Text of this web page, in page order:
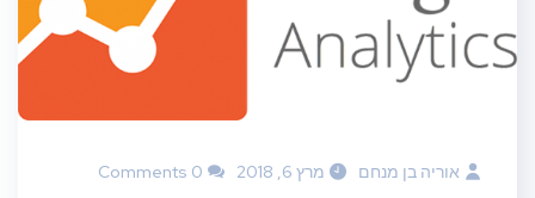
אוריה בן מנחם מרץ 6, 2018 0 Comments